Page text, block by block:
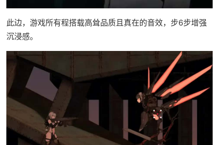
此边，游戏所有程搭载高耸品质且真在的音效，步6步增强
沉浸感。